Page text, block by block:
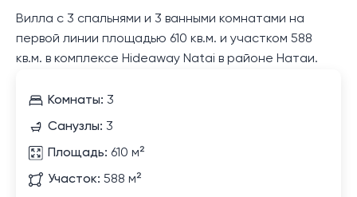
Вилла с 3 спальнями и 3 ванными комнатами на
первой линии площадью 610 кв.м. и участком 588
кв.м. в комплексе Hideaway Natai в районе Натаи.
Комнаты: 3
Санузлы: 3
Площадь: 610 м²
Участок: 588 м²